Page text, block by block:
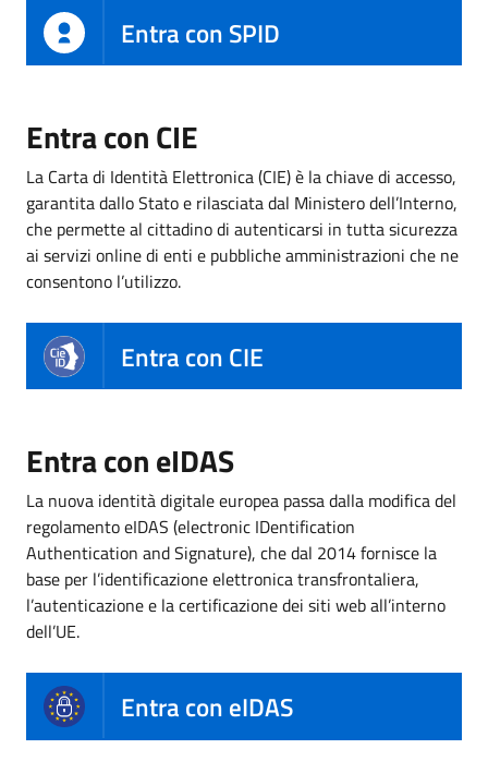
Entra con SPID
Entra con CIE
La Carta di Identità Elettronica (CIE) è la chiave di accesso,
garantita dallo Stato e rilasciata dal Ministero dell’Interno,
che permette al cittadino di autenticarsi in tutta sicurezza
ai servizi online di enti e pubbliche amministrazioni che ne
consentono l’utilizzo.
Entra con CIE
Entra con eIDAS
La nuova identità digitale europea passa dalla modifica del
regolamento eIDAS (electronic IDentification
Authentication and Signature), che dal 2014 fornisce la
base per l’identificazione elettronica transfrontaliera,
l’autenticazione e la certificazione dei siti web all’interno
dell’UE.
Entra con eIDAS